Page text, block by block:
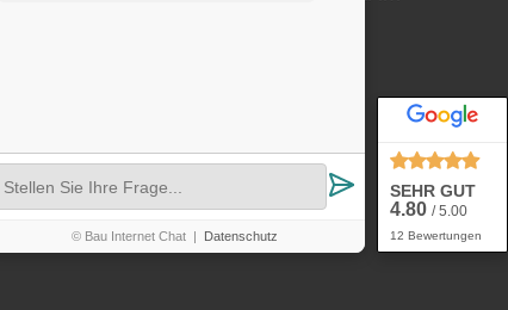
SEHR GUT
4.80 / 5.00
12 Bewertungen
© Bau Internet Chat| Datenschutz